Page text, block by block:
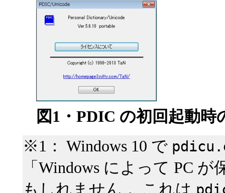
図1・PDIC の初回起動
※1： Windows 10 で
「Windows によって PC
もしれません． これは